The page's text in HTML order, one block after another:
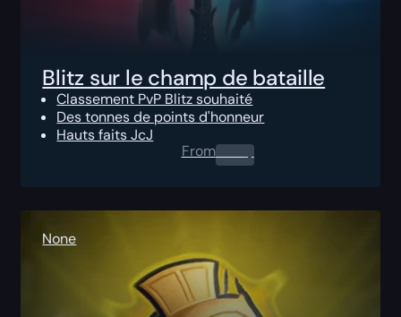
Blitz sur le champ de bataille
Classement PvP Blitz souhaité
Des tonnes de points d'honneur
Hauts faits JcJ
From0.00$
None